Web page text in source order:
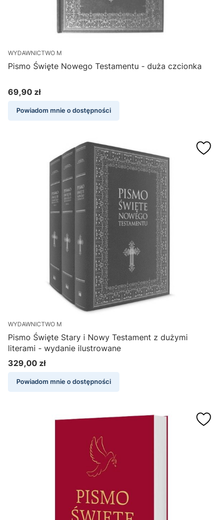
WYDAWNICTWO M
Pismo Święte Nowego Testamentu - duża czcionka
Cena
69,90 zł
Powiadom mnie o dostępności
WYDAWNICTWO M
Pismo Święte Stary i Nowy Testament z dużymi
literami - wydanie ilustrowane
Cena
329,00 zł
Powiadom mnie o dostępności